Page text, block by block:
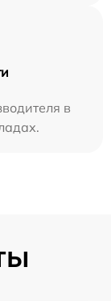
в